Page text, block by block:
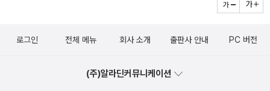
로그인 전체 메뉴 회사 소개 출판사 안내 PC 버전
(주)알라딘커뮤니케이션